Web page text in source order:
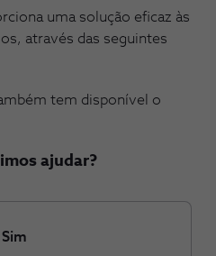
uma solução eficaz às
através das seguintes
tem disponível o
ajudar?
Sim